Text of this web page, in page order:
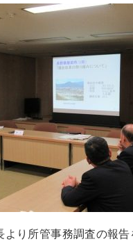
より所管事務調査の報